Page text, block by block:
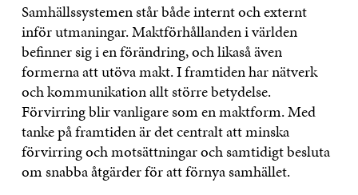
Samhällssystemen står både internt och externt
inför utmaningar. Maktförhållanden i världen
befinner sig i en förändring, och likaså även
formerna att utöva makt. I framtiden har nätverk
och kommunikation allt större betydelse.
Förvirring blir vanligare som en maktform. Med
tanke på framtiden är det centralt att minska
förvirring och motsättningar och samtidigt besluta
om snabba åtgärder för att förnya samhället.